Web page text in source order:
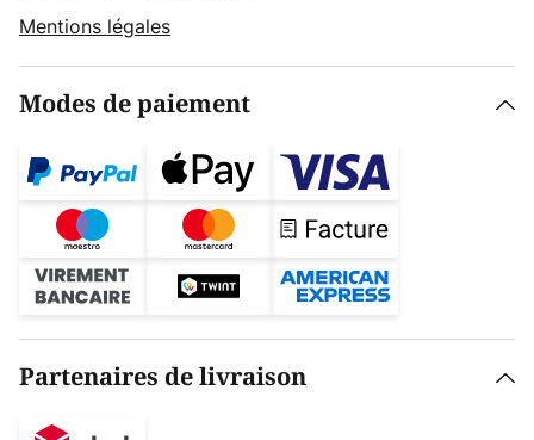
Mentions légales
Modes de paiement
Partenaires de livraison